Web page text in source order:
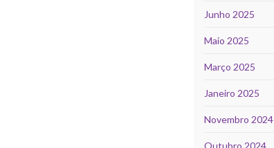
Junho 2025
Maio 2025
Março 2025
Janeiro 2025
Novembro 2024